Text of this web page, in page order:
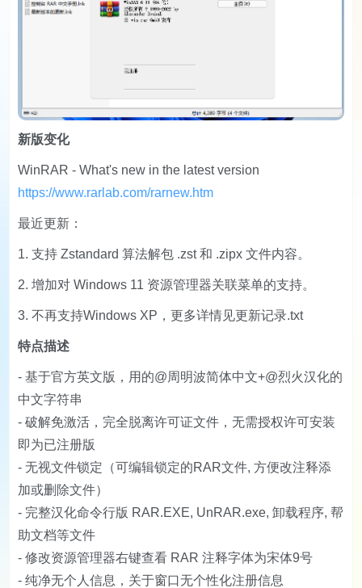
新版变化
WinRAR - What's new in the latest version
https://www.rarlab.com/rarnew.htm
最近更新：
1. 支持 Zstandard 算法解包 .zst 和 .zipx 文件内容。
2. 增加对 Windows 11 资源管理器关联菜单的支持。
3. 不再支持Windows XP，更多详情见更新记录.txt
特点描述
- 基于官方英文版，用的@周明波简体中文+@烈火汉化的
中文字符串
- 破解免激活，完全脱离许可证文件，无需授权许可安装
即为已注册版
- 无视文件锁定（可编辑锁定的RAR文件, 方便改注释添
加或删除文件）
- 完整汉化命令行版 RAR.EXE, UnRAR.exe, 卸载程序, 帮
助文档等文件
- 修改资源管理器右键查看 RAR 注释字体为宋体9号
- 纯净无个人信息，关于窗口无个性化注册信息